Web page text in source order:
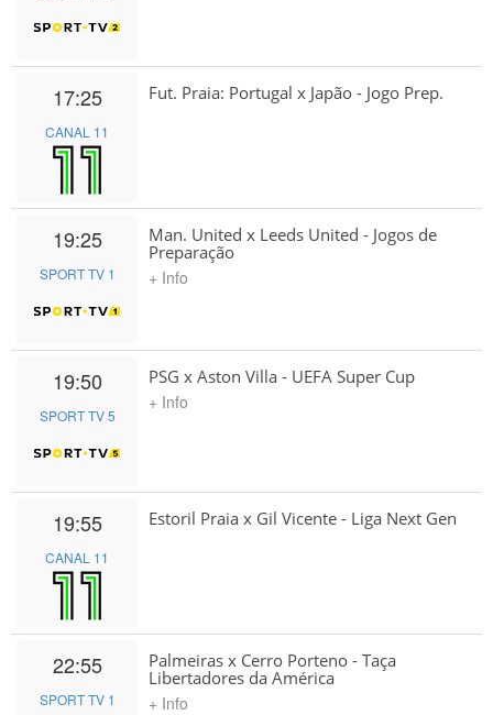
17:25
CANAL 11
Fut. Praia: Portugal x Japão - Jogo Prep.
19:25
SPORT TV 1
Man. United x Leeds United - Jogos de
Preparação
+ Info
19:50
SPORT TV 5
PSG x Aston Villa - UEFA Super Cup
+ Info
19:55
CANAL 11
Estoril Praia x Gil Vicente - Liga Next Gen
22:55
SPORT TV 1
Palmeiras x Cerro Porteno - Taça
Libertadores da América
+ Info